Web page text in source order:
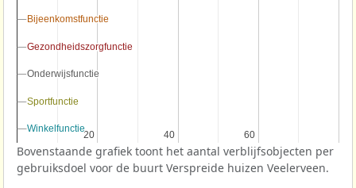
20
20 40
40 60
60
Bijeenkomstfunctie
Bijeenkomstfunctie
Gezondheidszorgfunctie
Gezondheidszorgfunctie
Onderwijsfunctie
Onderwijsfunctie
Sportfunctie
Sportfunctie
Winkelfunctie
Winkelfunctie
Bovenstaande grafiek toont het aantal verblijfsobjecten per
gebruiksdoel voor de buurt Verspreide huizen Veelerveen.